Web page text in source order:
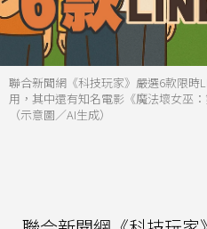
聯合新聞網《科技玩家》嚴選6款限時
用，其中還有知名電影《魔法壞女巫
（示意圖／AI生成）